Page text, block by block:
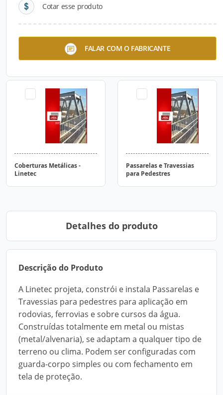
Cotar esse produto
FALAR COM O FABRICANTE
Plataformas, Mezaninos,
Escadas e Guarda-Corpos
Coberturas Metálicas -
Linetec
Passarelas e Travessias
para Pedestres
Detalhes do produto
Descrição do Produto
A Linetec projeta, constrói e instala Passarelas e
Travessias para pedestres para aplicação em
rodovias, ferrovias e sobre cursos da água.
Construídas totalmente em metal ou mistas
(metal/alvenaria), se adaptam a qualquer tipo de
terreno ou clima. Podem ser configuradas com
guarda-corpo simples ou com fechamento em
tela de proteção.